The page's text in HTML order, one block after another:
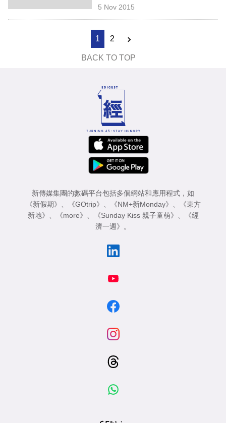
5 Nov 2015
1 2
BACK TO TOP
新傳媒集團的數碼平台包括多個網站和應用程式，如
《新假期》 、 《GOtrip》 、 《NM+新Monday》 、
《東方
新地》 、 《more》 、 《Sunday Kiss 親子童萌》 、
《經
濟一週》 。